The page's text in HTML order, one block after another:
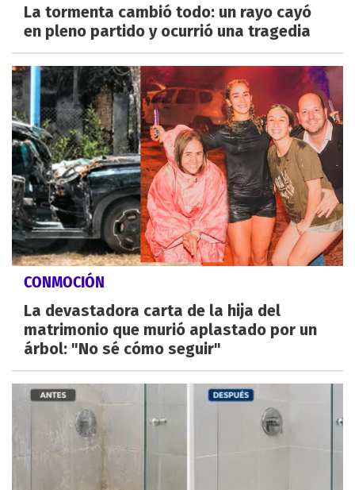
La tormenta cambió todo: un rayo cayó
en pleno partido y ocurrió una tragedia
CONMOCIÓN
La devastadora carta de la hija del
matrimonio que murió aplastado por un
árbol: "No sé cómo seguir"